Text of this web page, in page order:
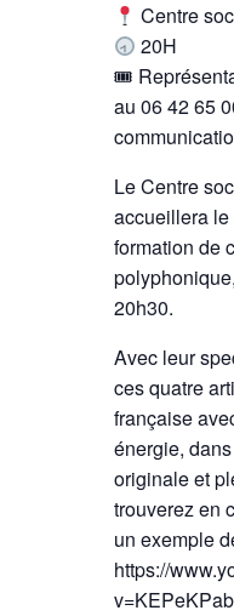
Centre
20H
🎟
au 06 42 65
Le Centre
accueillera
formation de
20h30.
Avec leur
ces quatre
française
énergie,
originale et
trouverez en
un exemple
https://